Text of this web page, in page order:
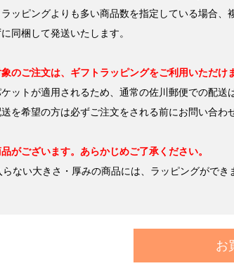
ッピングよりも多い商品数を指定している場合、
同梱して発送いたします。
のご注文は、ギフトラッピングをご利用いただけ
ットが適用されるため、通常の佐川郵便での配送
を希望の方は必ずご注文をされる前にお問い合わ
がございます。あらかじめご了承ください。
ない大きさ・厚みの商品には、ラッピングができ
お